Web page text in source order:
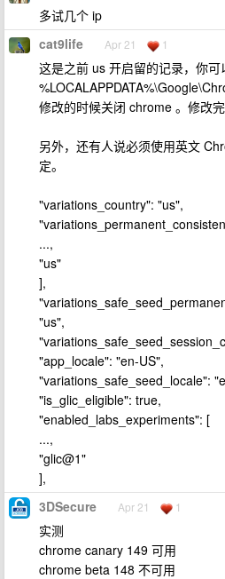
多试几个 ip
cat9life Apr 21 1
这是之前 us 开启留的记录，你
修改的时候关闭 chrome 。修改
另外，还有人说必须使用英文
定。
"variations_country": "us",
...,
"us"
],
"us",
"app_locale": "en-US",
"variations_safe_seed_locale":
"is_glic_eligible": true,
"enabled_labs_experiments": [
...,
"glic@1"
],
3DSecure Apr 21 1
实测
chrome canary 149 可用
chrome beta 148 不可用